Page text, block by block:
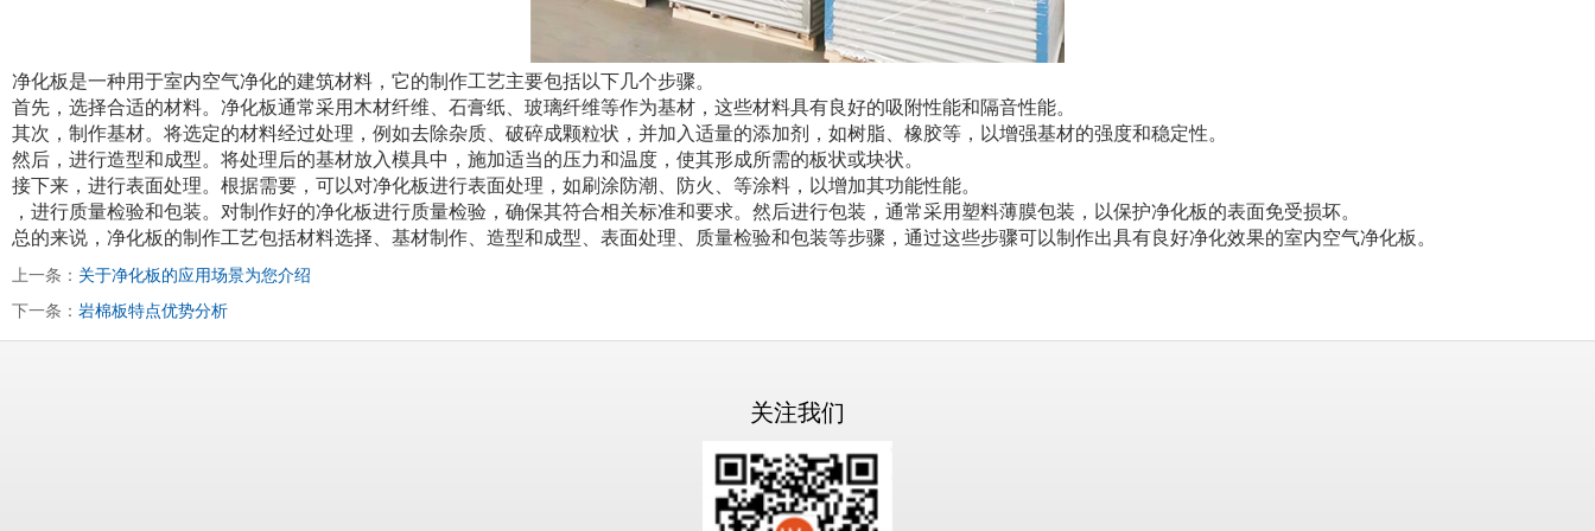
净化板是一种用于室内空气净化的建筑材料，它的制作工艺主要包括以下几个步骤。
首先，选择合适的材料。净化板通常采用木材纤维、石膏纸、玻璃纤维等作为基材，这些材料具有良好的吸附性能和隔音性能。
其次，制作基材。将选定的材料经过处理，例如去除杂质、破碎成颗粒状，并加入适量的添加剂，如树脂、橡胶等，以增强基材的强度和稳定性。
然后，进行造型和成型。将处理后的基材放入模具中，施加适当的压力和温度，使其形成所需的板状或块状。
接下来，进行表面处理。根据需要，可以对净化板进行表面处理，如刷涂防潮、防火、等涂料，以增加其功能性能。
，进行质量检验和包装。对制作好的净化板进行质量检验，确保其符合相关标准和要求。然后进行包装，通常采用塑料薄膜包装，以保护净化板的表面免受损坏。
总的来说，净化板的制作工艺包括材料选择、基材制作、造型和成型、表面处理、质量检验和包装等步骤，通过这些步骤可以制作出具有良好净化效果的室内空气净化板。
上一条： 关于净化板的应用场景为您介绍
下一条： 岩棉板特点优势分析
关注我们